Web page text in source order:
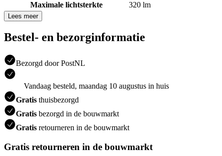
Maximale lichtsterkte
320 lm
Lees meer
Bestel- en bezorginformatie
Bezorgd door PostNL
Vandaag besteld, maandag 10 augustus in huis
Gratis thuisbezorgd
Gratis bezorgd in de bouwmarkt
Gratis retourneren in de bouwmarkt
Gratis retourneren in de bouwmarkt